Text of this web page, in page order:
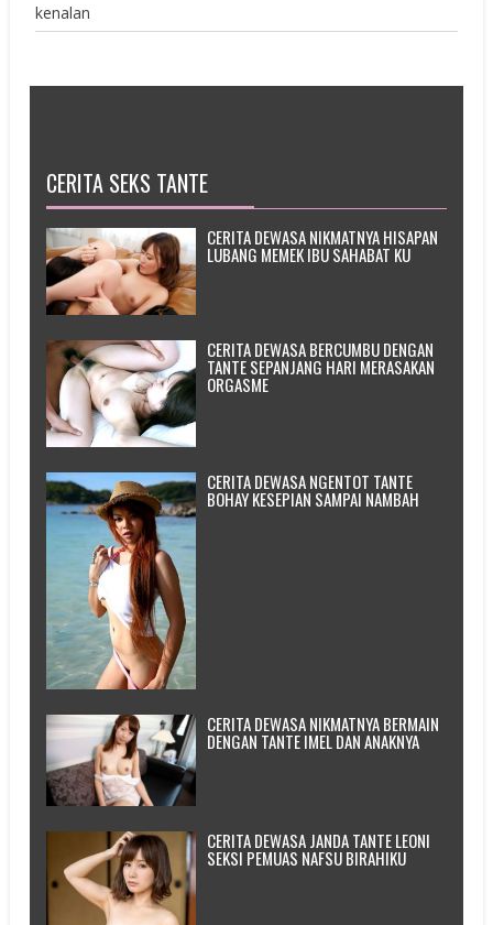
kenalan
CERITA SEKS TANTE
CERITA DEWASA NIKMATNYA HISAPAN
LUBANG MEMEK IBU SAHABAT KU
CERITA DEWASA BERCUMBU DENGAN
TANTE SEPANJANG HARI MERASAKAN
ORGASME
CERITA DEWASA NGENTOT TANTE
BOHAY KESEPIAN SAMPAI NAMBAH
CERITA DEWASA NIKMATNYA BERMAIN
DENGAN TANTE IMEL DAN ANAKNYA
CERITA DEWASA JANDA TANTE LEONI
SEKSI PEMUAS NAFSU BIRAHIKU